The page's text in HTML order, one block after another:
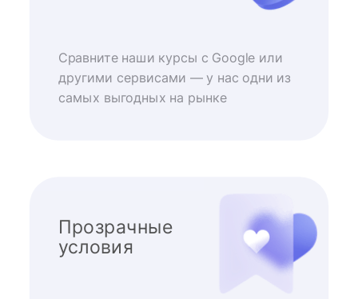
Сравните наши курсы с Google или
другими сервисами — у нас одни из
самых выгодных на рынке
Прозрачные
условия